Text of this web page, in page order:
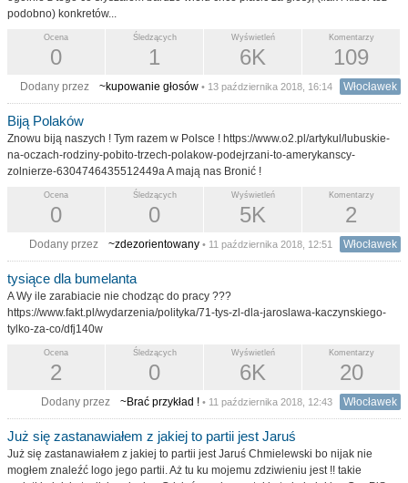
podobno) konkretów...
Komentarzy
109
Wyświetleń
6K
Śledzących
1
Ocena
0
Dodany przez ~kupowanie głosów • 13 października 2018, 16:14 Włocławek
Biją Polaków
Znowu biją naszych ! Tym razem w Polsce ! https://www.o2.pl/artykul/lubuskie-
na-oczach-rodziny-pobito-trzech-polakow-podejrzani-to-amerykanscy-
zolnierze-6304746435512449a A mają nas Bronić !
Komentarzy
2
Wyświetleń
5K
Śledzących
0
Ocena
0
Dodany przez ~zdezorientowany • 11 października 2018, 12:51 Włocławek
tysiące dla bumelanta
A Wy ile zarabiacie nie chodząc do pracy ???
https://www.fakt.pl/wydarzenia/polityka/71-tys-zl-dla-jaroslawa-kaczynskiego-
tylko-za-co/dfj140w
Komentarzy
20
Wyświetleń
6K
Śledzących
0
Ocena
2
Dodany przez ~Brać przykład ! • 11 października 2018, 12:43 Włocławek
Już się zastanawiałem z jakiej to partii jest Jaruś
Już się zastanawiałem z jakiej to partii jest Jaruś Chmielewski bo nijak nie
mogłem znaleźć logo jego partii. Aż tu ku mojemu zdziwieniu jest !! takie